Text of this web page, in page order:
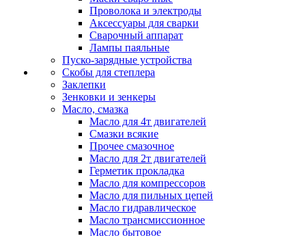
Проволока и электроды
Аксессуары для сварки
Сварочный аппарат
Лампы паяльные
Пуско-зарядные устройства
Скобы для степлера
Заклепки
Зенковки и зенкеры
Масло, смазка
Масло для 4т двигателей
Смазки всякие
Прочее смазочное
Масло для 2т двигателей
Герметик прокладка
Масло для компрессоров
Масло для пильных цепей
Масло гидравлическое
Масло трансмиссионное
Масло бытовое